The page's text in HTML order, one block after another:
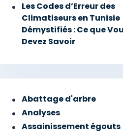
Les Codes d’Erreur des
Climatiseurs en Tunisie
Démystifiés : Ce que
Devez Savoir
Abattage d'arbre
Analyses
Assainissement égouts